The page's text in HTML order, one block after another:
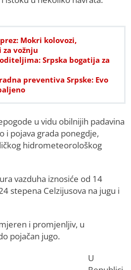
Mokri kolovozi,
vožnju
Srpska bogatija za
preventiva Srpske: Еvo
u vidu obilnijih padavina
i pojava grada ponegdje,
hidrometeorološkog
vazduha iznosiće od 14
stepena Celzijusova na jugu i
i promjenljiv, u
pojačan jugo.
U